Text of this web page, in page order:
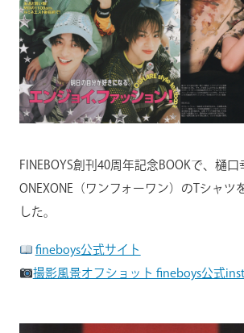
FINEBOYS創刊40周年記念BOOKで、樋口
ONEXONE（ワンフォーワン）のTシャツ
した。
fineboys公式サイト
撮影風景オフショット fineboys公式